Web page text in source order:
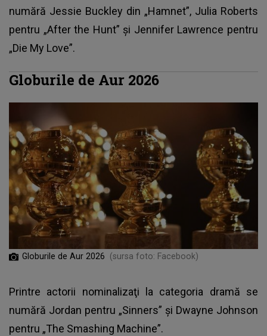
numără Jessie Buckley din „Hamnet”, Julia Roberts
pentru „After the Hunt” şi Jennifer Lawrence pentru
„Die My Love”.
Globurile de Aur 2026
Globurile de Aur 2026 (sursa foto: Facebook)
Printre actorii nominalizaţi la categoria dramă se
numără Jordan pentru „Sinners” şi Dwayne Johnson
pentru „The Smashing Machine”.